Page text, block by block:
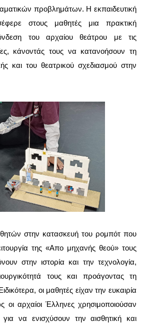
προβλημάτων. Η εκπαιδευτική
στους μαθητές μια πρακτική
του αρχαίου θεάτρου με τις
κάνοντάς τους να κατανοήσουν τη
και του θεατρικού σχεδιασμού στην
στην κατασκευή του ρομπότ που
της «Απο μηχανής θεού» τους
στην ιστορία και την τεχνολογία,
τους και προάγοντας τη
οι μαθητές είχαν την ευκαιρία
αρχαίοι Έλληνες χρησιμοποιούσαν
για να ενισχύσουν την αισθητική και